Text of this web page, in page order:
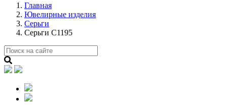
Главная
Ювелирные изделия
Серьги
Серьги С1195